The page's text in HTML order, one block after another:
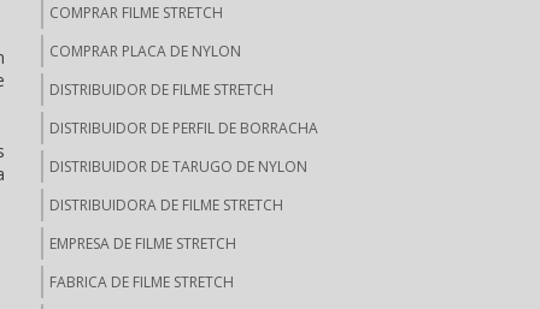
COMPRAR FILME STRETCH
COMPRAR PLACA DE NYLON
DISTRIBUIDOR DE FILME STRETCH
DISTRIBUIDOR DE PERFIL DE BORRACHA
DISTRIBUIDOR DE TARUGO DE NYLON
DISTRIBUIDORA DE FILME STRETCH
EMPRESA DE FILME STRETCH
FABRICA DE FILME STRETCH